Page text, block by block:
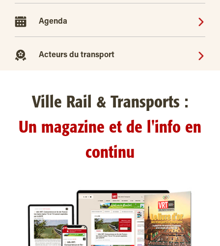
Agenda
Acteurs du transport
Ville Rail & Transports :
Un magazine et de l'info en
continu